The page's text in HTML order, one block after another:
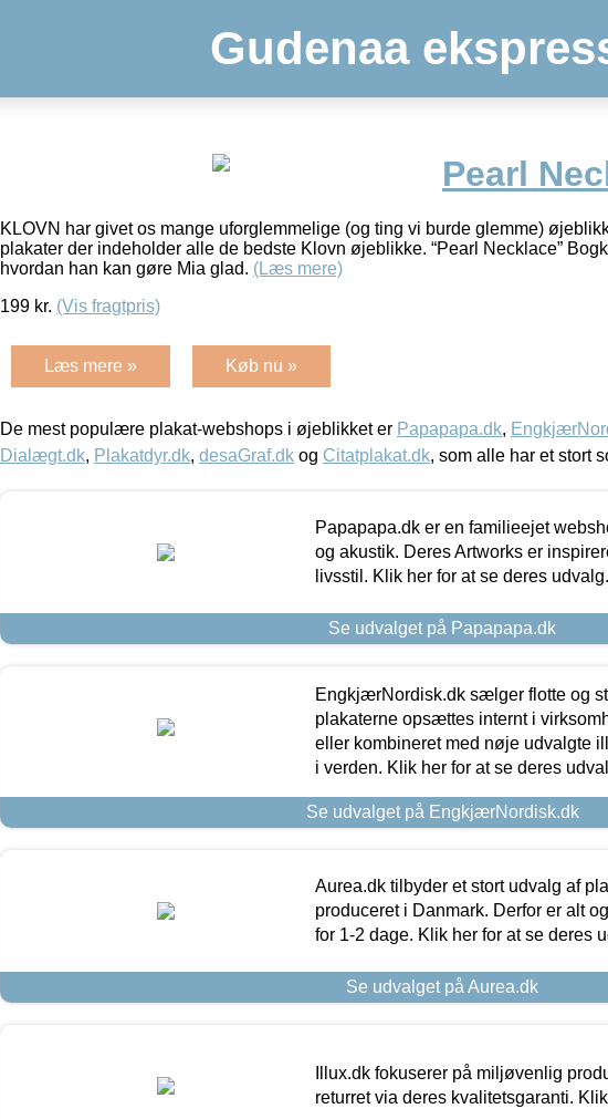
Gudenaa
Pearl
KLOVN har givet os mange uforglemmelige (og ting vi burde glemme)
plakater der indeholder alle de bedste Klovn øjeblikke. “Pearl Necklace”
hvordan han kan gøre Mia glad. (Læs mere)
199 kr. (Vis fragtpris)
Læs mere » Køb nu »
De mest populære plakat-webshops i øjeblikket er Papapapa.dk,
Dialægt.dk, Plakatdyr.dk, desaGraf.dk og Citatplakat.dk, som alle har et stort
Papapapa.dk er en familieejet
og akustik. Deres Artworks er
livsstil. Klik her for at se deres udvalg.
Se udvalget på Papapapa.dk
EngkjærNordisk.dk sælger flotte og
plakaterne opsættes internt i
eller kombineret med nøje udvalgte
i verden. Klik her for at se deres
Se udvalget på EngkjærNordisk.dk
Aurea.dk tilbyder et stort udvalg af
produceret i Danmark. Derfor er alt
for 1-2 dage. Klik her for at se deres
Se udvalget på Aurea.dk
Illux.dk fokuserer på miljøvenlig
returret via deres kvalitetsgaranti.